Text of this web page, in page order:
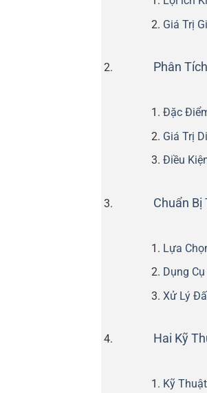
Giá Trị
Phân
Đặc
Giá Trị
Điều
Chuẩn Bị
Lựa
Dụng
Xử Lý
Hai Kỹ
Kỹ